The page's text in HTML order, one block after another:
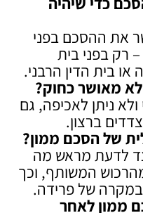
את ההסכם בפני
– רק בפני בית
בית הדין הרבני.
מאושר כחוק?
ניתן לאכיפה, גם
ברצון.
של הסכם ממון?
לדעת מראש מה
המשותף, וכך
במקרה של פרידה.
ממון לאחר